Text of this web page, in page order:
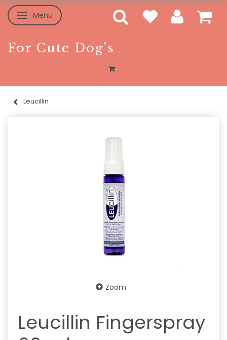
Skifte navigation
Menu
For Cute Dog's
Leucillin
Zoom
Leucillin Fingerspray